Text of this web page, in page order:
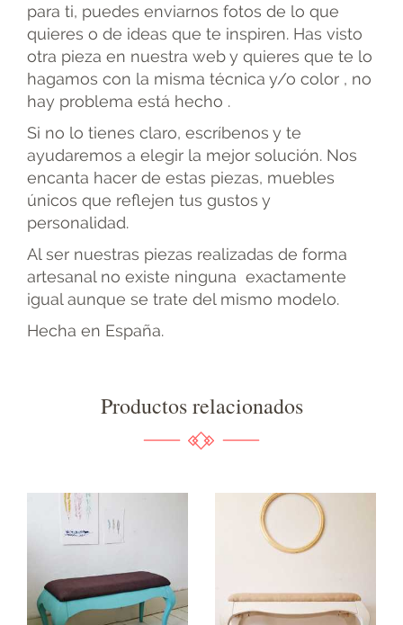
para ti, puedes enviarnos fotos de lo que
quieres o de ideas que te inspiren. Has visto
otra pieza en nuestra web y quieres que te lo
hagamos con la misma técnica y/o color , no
hay problema está hecho .
Si no lo tienes claro, escríbenos y te
ayudaremos a elegir la mejor solución. Nos
encanta hacer de estas piezas, muebles
únicos que reflejen tus gustos y
personalidad.
Al ser nuestras piezas realizadas de forma
artesanal no existe ninguna exactamente
igual aunque se trate del mismo modelo.
Hecha en España.
Productos relacionados